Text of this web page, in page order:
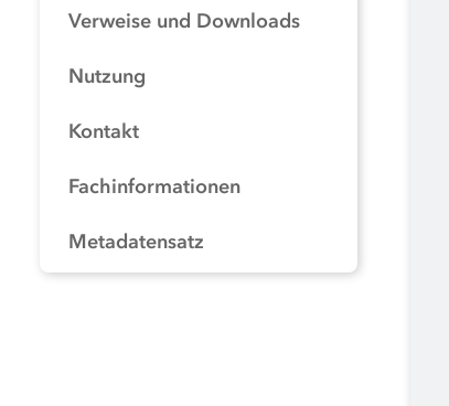
Verweise und Downloads
Nutzung
Kontakt
Fachinformationen
Metadatensatz